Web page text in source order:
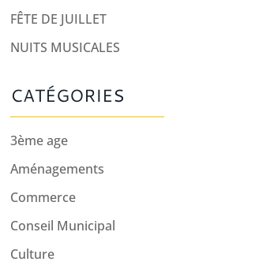
FÊTE DE JUILLET
NUITS MUSICALES
CATÉGORIES
3ème age
Aménagements
Commerce
Conseil Municipal
Culture